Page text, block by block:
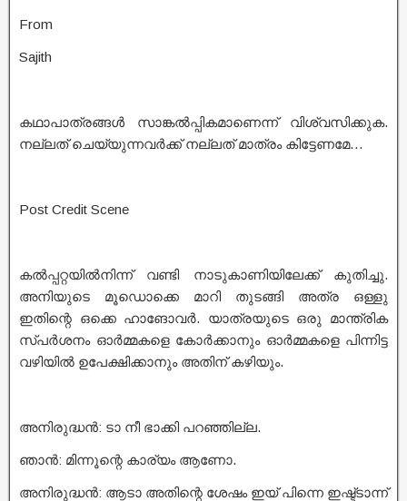
From
Sajith
കഥാപാത്രങ്ങൾ സാങ്കൽപ്പികമാണെന്ന് വിശ്വസിക്കുക.
നല്ലത് ചെയ്യുന്നവർക്ക് നല്ലത് മാത്രം കിട്ടേണമേ…
Post Credit Scene
കൽപ്പറ്റയിൽനിന്ന് വണ്ടി നാടുകാണിയിലേക്ക് കുതിച്ചു.
അനിയുടെ മൂഡൊക്കെ മാറി തുടങ്ങി അത്ര ഒള്ളു
ഇതിന്റെ ഒക്കെ ഹാങോവർ. യാത്രയുടെ ഒരു മാന്ത്രിക
സ്പർശനം ഓർമ്മകളെ കോർക്കാനും ഓർമ്മകളെ പിന്നിട്ട
വഴിയിൽ ഉപേക്ഷിക്കാനും അതിന് കഴിയും.
അനിരുദ്ധൻ: ടാ നീ ഭാക്കി പറഞ്ഞില്ല.
ഞാൻ: മിന്നൂന്റെ കാര്യം ആണോ.
അനിരുദ്ധൻ: ആടാ അതിന്റെ ശേഷം ഇയ് പിന്നെ ഇഷ്ട്ടാന്ന്